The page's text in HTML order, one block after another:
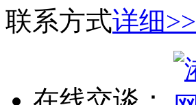
联系方式详细>>